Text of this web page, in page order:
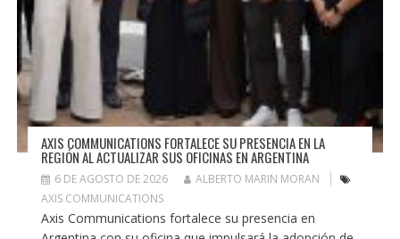
AXIS COMMUNICATIONS FORTALECE SU PRESENCIA EN LA
REGIÓN AL ACTUALIZAR SUS OFICINAS EN ARGENTINA
6 DE AGOSTO DE 2026
ALBERTO MARIN MORAN
AXIS COMMUNICATIONS
Axis Communications fortalece su presencia en